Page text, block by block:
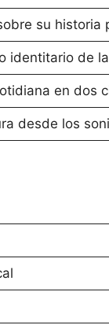
su historia
identitario de
en dos
desde los